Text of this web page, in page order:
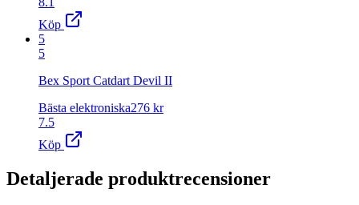
Köp
5
5
Bex Sport Catdart Devil II
Bästa elektroniska276 kr
7.5
Köp
Detaljerade produktrecensioner